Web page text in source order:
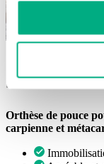
JuzoPro
Orthèse de pouce
carpienne et